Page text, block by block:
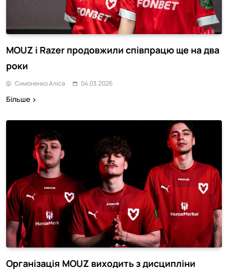
MOUZ і Razer продовжили співпрацю ще на два
роки
Симоненко Аліса 04.03.2026
Більше
Організація MOUZ виходить з дисципліни